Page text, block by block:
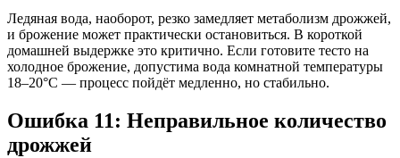
Ледяная вода, наоборот, резко замедляет метаболизм дрожжей,
и брожение может практически остановиться. В короткой
домашней выдержке это критично. Если готовите тесто на
холодное брожение, допустима вода комнатной температуры
18–20°C — процесс пойдёт медленно, но стабильно.
Ошибка 11: Неправильное количество
дрожжей